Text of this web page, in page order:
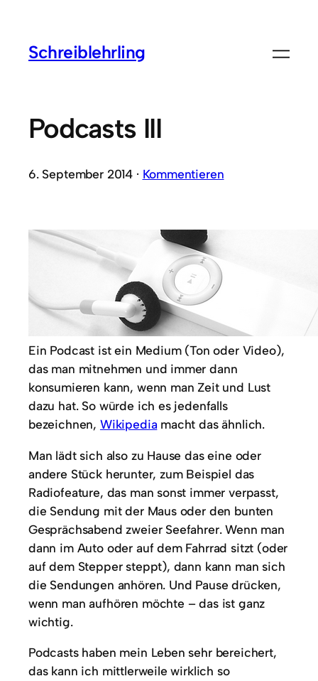
Schreiblehrling
Podcasts III
6. September 2014 · Kommentieren
Ein Podcast ist ein Medium (Ton oder Video),
das man mitnehmen und immer dann
konsumieren kann, wenn man Zeit und Lust
dazu hat. So würde ich es jedenfalls
bezeichnen, Wikipedia macht das ähnlich.
Man lädt sich also zu Hause das eine oder
andere Stück herunter, zum Beispiel das
Radiofeature, das man sonst immer verpasst,
die Sendung mit der Maus oder den bunten
Gesprächsabend zweier Seefahrer. Wenn man
dann im Auto oder auf dem Fahrrad sitzt (oder
auf dem Stepper steppt), dann kann man sich
die Sendungen anhören. Und Pause drücken,
wenn man aufhören möchte – das ist ganz
wichtig.
Podcasts haben mein Leben sehr bereichert,
das kann ich mittlerweile wirklich so